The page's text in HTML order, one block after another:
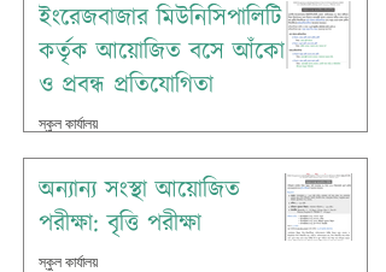
ইংরেজবাজার মিউনিসিপালিটি
কর্তৃক আয়োজিত বসে আঁকো
ও প্রবন্ধ প্রতিযোগিতা
স্কুল কার্যালয়
অন্যান্য সংস্থা আয়োজিত
পরীক্ষা: বৃত্তি পরীক্ষা
স্কুল কার্যালয়